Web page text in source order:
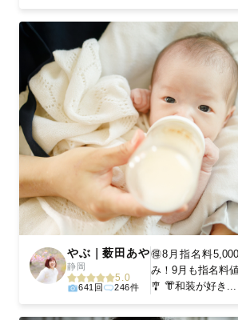
やぶ｜薮田あや
静岡
5.0
641回 246件
🉐8月指名料
み！9月も指名料
🎐 👘和装が好き...